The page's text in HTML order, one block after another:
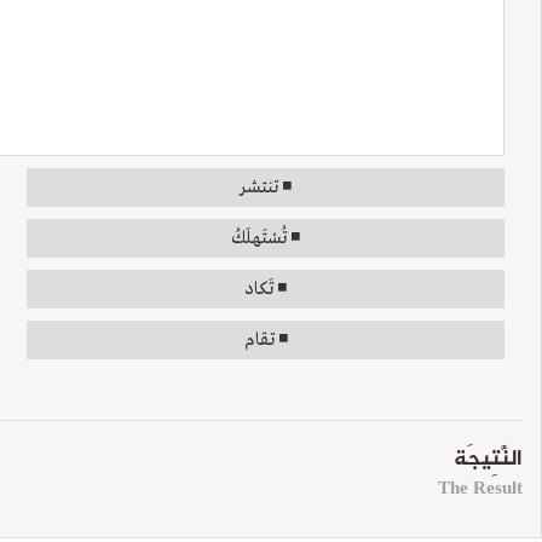
◾ تنتشر
◾ تُسْتَهلَكُ
◾ تَكاد
◾ تقام
النَّتِيجَة
The Result